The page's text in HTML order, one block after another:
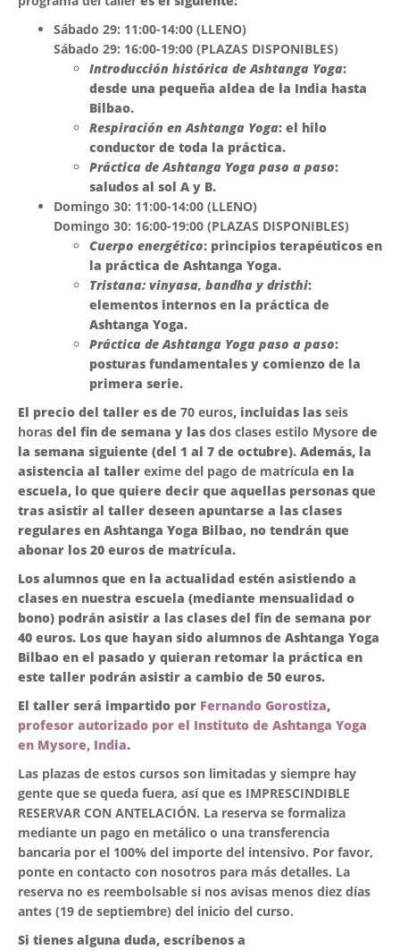
Sábado 29: 11:00-14:00 (LLENO)
Sábado 29: 16:00-19:00 (PLAZAS DISPONIBLES)
Introducción histórica de Ashtanga Yoga:
desde una pequeña aldea de la India hasta
Bilbao.
Respiración en Ashtanga Yoga: el hilo
conductor de toda la práctica.
Práctica de Ashtanga Yoga paso a paso:
saludos al sol A y B.
Domingo 30: 11:00-14:00 (LLENO)
Domingo 30: 16:00-19:00 (PLAZAS DISPONIBLES)
Cuerpo energético: principios terapéuticos en
la práctica de Ashtanga Yoga.
Tristana: vinyasa, bandha y dristhi:
elementos internos en la práctica de
Ashtanga Yoga.
Práctica de Ashtanga Yoga paso a paso:
posturas fundamentales y comienzo de la
primera serie.
El precio del taller es de 70 euros, incluidas las seis
horas del fin de semana y las dos clases estilo Mysore de
la semana siguiente (del 1 al 7 de octubre). Además, la
asistencia al taller exime del pago de matrícula en la
escuela, lo que quiere decir que aquellas personas que
tras asistir al taller deseen apuntarse a las clases
regulares en Ashtanga Yoga Bilbao, no tendrán que
abonar los 20 euros de matrícula.
Los alumnos que en la actualidad estén asistiendo a
clases en nuestra escuela (mediante mensualidad o
bono) podrán asistir a las clases del fin de semana por
40 euros. Los que hayan sido alumnos de Ashtanga Yoga
Bilbao en el pasado y quieran retomar la práctica en
este taller podrán asistir a cambio de 50 euros.
El taller será impartido por Fernando Gorostiza,
profesor autorizado por el Instituto de Ashtanga Yoga
en Mysore, India.
Las plazas de estos cursos son limitadas y siempre hay
gente que se queda fuera, así que es IMPRESCINDIBLE
RESERVAR CON ANTELACIÓN. La reserva se formaliza
mediante un pago en metálico o una transferencia
bancaria por el 100% del importe del intensivo. Por favor,
ponte en contacto con nosotros para más detalles. La
reserva no es reembolsable si nos avisas menos diez días
antes (19 de septiembre) del inicio del curso.
Si tienes alguna duda, escríbenos a